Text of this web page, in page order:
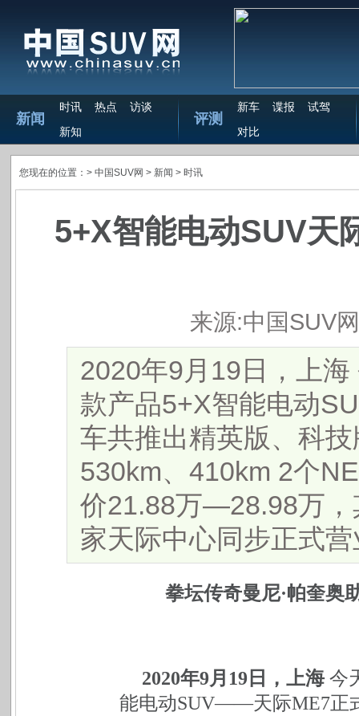
新闻
时讯 热点
访谈
新知
评测
新车 谍报
试驾
对比
您现在的位置：> 中国SUV网 > 新闻 > 时讯
5+X智能电动SUV天
来源:中国SUV网
2020年9月19日，上
款产品5+X智能电动
车共推出精英版、科
530km、410km 2个
价21.88万—28.98万，
家天际中心同步正式营
拳坛传奇曼尼·帕奎奥
2020年9月19日，上海今
能电动SUV——天际ME7正